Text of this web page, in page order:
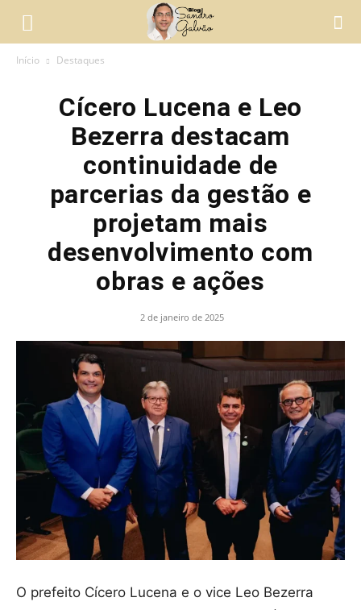
Início Destaques
Cícero Lucena e Leo
Bezerra destacam
continuidade de
parcerias da gestão e
projetam mais
desenvolvimento com
obras e ações
2 de janeiro de 2025
O prefeito Cícero Lucena e o vice Leo Bezerra